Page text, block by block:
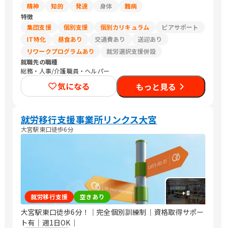
精神
知的 発達 身体
難病
特徴
集団支援
個別支援 個別カリキュラム
ピアサポート
IT特化
昼食あり 交通費あり
送迎あり
リワークプログラムあり
就労選択支援併設
就職先の職種
総務・人事/介護職員・ヘルパー
気になる もっと見る
就労移行支援事業所リンクス大宮
大宮駅東口徒歩6分
+8
就労移行支援 空きあり
大宮駅東口徒歩6分！｜完全個別訓練制｜資格取得サポー
ト有｜週1日OK｜